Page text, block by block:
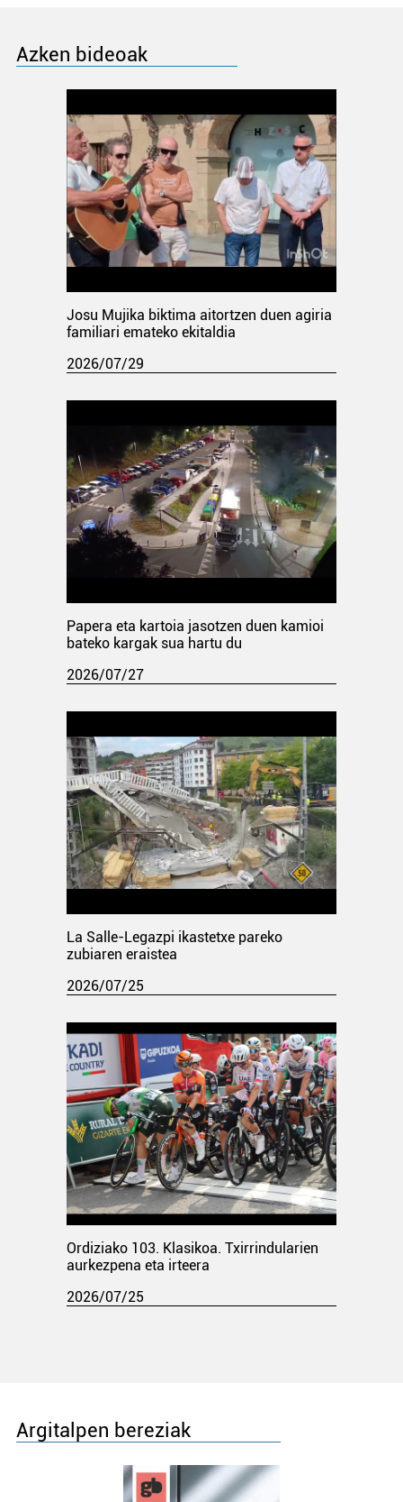
Azken bideoak
Josu Mujika biktima aitortzen duen agiria
familiari emateko ekitaldia
2026/07/29
Papera eta kartoia jasotzen duen kamioi
bateko kargak sua hartu du
2026/07/27
La Salle-Legazpi ikastetxe pareko
zubiaren eraistea
2026/07/25
Ordiziako 103. Klasikoa. Txirrindularien
aurkezpena eta irteera
2026/07/25
Argitalpen bereziak